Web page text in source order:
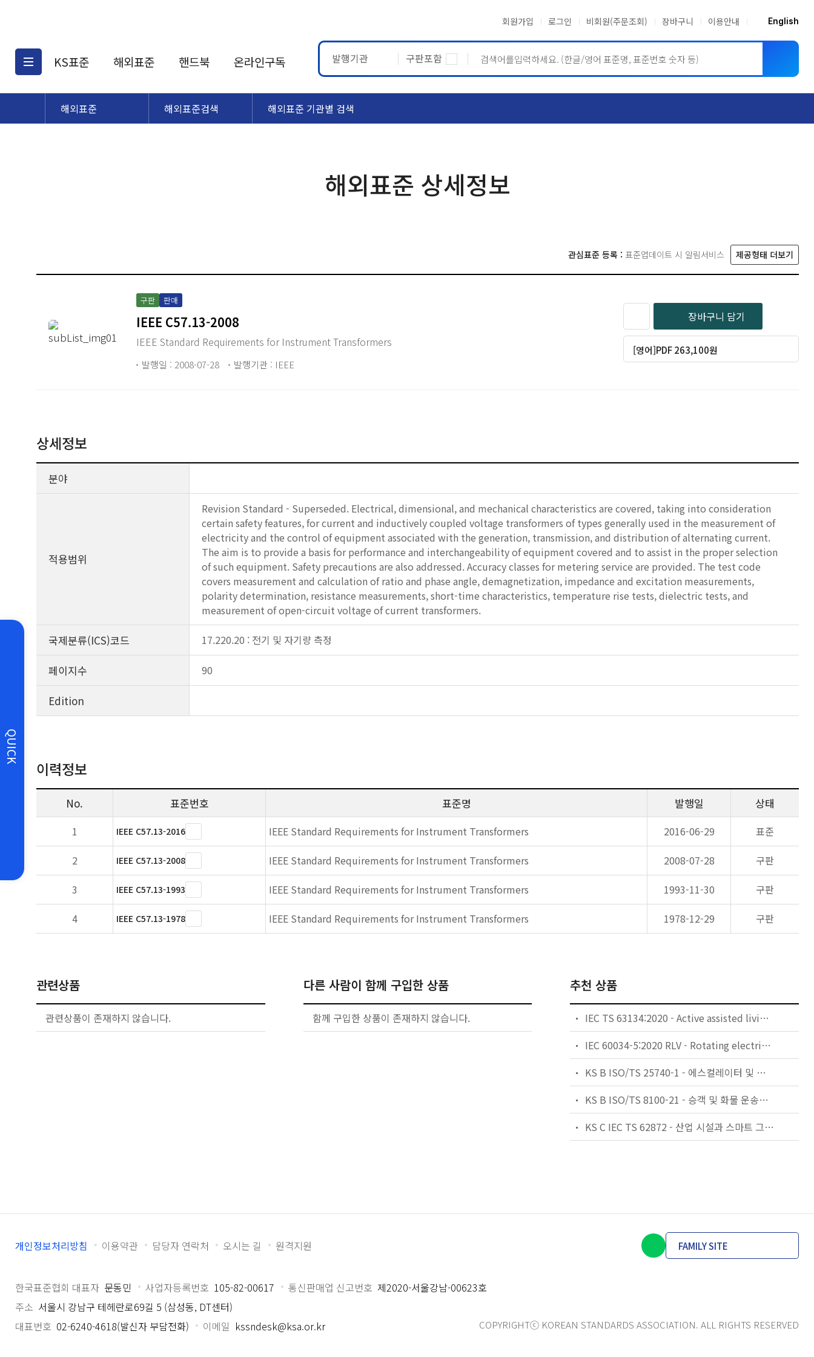
회원가입 로그인 비회원(주문조회) 장바구니 이용안내 English
KS표준
KS표준검색
해외표준
해외표준검색
핸드북 온라인구독 발행기관 구판포함
QUICK
해외표준 해외표준검색 해외표준 기관별 검색
해외표준 상세정보
관심표준 등록 : 표준업데이트 시 알림서비스 제공형태 더보기
구판 판매
IEEE C57.13-2008
IEEE Standard Requirements for Instrument Transformers
발행일 : 2008-07-28 발행기관 : IEEE
장바구니 담기
[영어]PDF 263,100원
상세정보
분야
적용범위
Revision Standard - Superseded. Electrical, dimensional, and mechanical characteristics are covered, taking into consideration
certain safety features, for current and inductively coupled voltage transformers of types generally used in the measurement of
electricity and the control of equipment associated with the generation, transmission, and distribution of alternating current.
The aim is to provide a basis for performance and interchangeability of equipment covered and to assist in the proper selection
of such equipment. Safety precautions are also addressed. Accuracy classes for metering service are provided. The test code
covers measurement and calculation of ratio and phase angle, demagnetization, impedance and excitation measurements,
polarity determination, resistance measurements, short-time characteristics, temperature rise tests, dielectric tests, and
measurement of open-circuit voltage of current transformers.
국제분류(ICS)코드 17.220.20 : 전기 및 자기량 측정
페이지수 90
Edition
이력정보
No. 표준번호 표준명 발행일 상태
1 IEEE C57.13-2016 IEEE Standard Requirements for Instrument Transformers 2016-06-29
표준
2
IEEE C57.13-2008 IEEE Standard Requirements for Instrument Transformers 2008-07-28
구판
3
IEEE C57.13-1993 IEEE Standard Requirements for Instrument Transformers 1993-11-30
구판
4
IEEE C57.13-1978 IEEE Standard Requirements for Instrument Transformers 1978-12-29 구판
관련상품
관련상품이 존재하지 않습니다.
다른 사람이 함께 구입한 상품
함께 구입한 상품이 존재하지 않습니다.
추천 상품
IEC TS 63134:2020 - Active assisted living (AAL) use cases
IEC 60034-5:2020 RLV - Rotating electrical machines - Part 5: Degrees of protection provided by the integral design of rotating electrical machines (IP code) - Classification
KS B ISO/TS 25740-1 - 에스컬레이터 및 무빙워크에 대한 안전요건 — 제1부: 세계공통 필수 안전요건(GESRs)
KS B ISO/TS 8100-21 - 승객 및 화물 운송용 엘리베이터 —제21부: 세계공통 필수안전요건(GESRs)을 충족하는 세계공통 안전 파라미터(GSPs)
KS C IEC TS 62872 - 산업 시설과 스마트 그리드 사이의 산업 공정 측정, 제어 및 자동화 시스템 인터페이스
개인정보처리방침 이용약관 담당자 연락처 오시는 길 원격지원 FAMILY SITE
한국표준협회 대표자 문동민 사업자등록번호 105-82-00617 통신판매업 신고번호 제2020-서울강남-00623호
주소 서울시 강남구 테헤란로69길 5 (삼성동, DT센터)
대표번호 02-6240-4618(발신자 부담전화) 이메일 kssndesk@ksa.or.kr COPYRIGHTⓒ KOREAN STANDARDS ASSOCIATION. ALL RIGHTS RESERVED